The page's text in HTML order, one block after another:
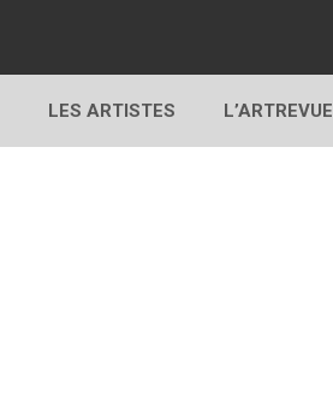
LES ARTISTES L’ARTREVUE